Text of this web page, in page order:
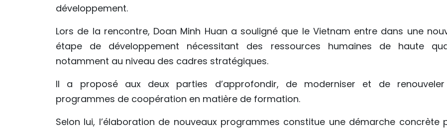
développement.
Lors de la rencontre, Doan Minh Huan a souligné que le Vietnam entre dans une
étape de développement nécessitant des ressources humaines de haute
notamment au niveau des cadres stratégiques.
Il a proposé aux deux parties d’approfondir, de moderniser et de
programmes de coopération en matière de formation.
Selon lui, l’élaboration de nouveaux programmes constitue une démarche concrète